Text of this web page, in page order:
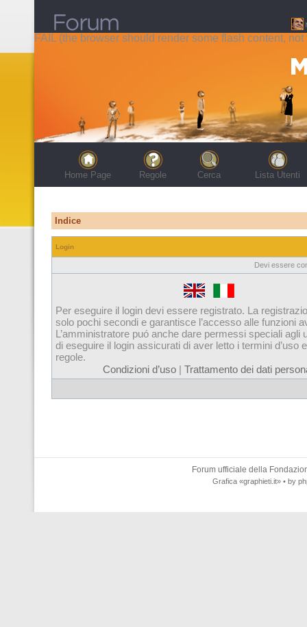
FAIL (the browser should render some flash content, not
Home Page Regole Cerca Lista Utenti
Indice
Login
Devi essere
Per eseguire il login devi essere registrato. La
solo pochi secondi e garantisce l’accesso alle funzioni
L’amministratore puó anche dare permessi speciali agli
di eseguire il login assicurati di aver letto i termini d’uso
regole.
Condizioni d’uso | Trattamento dei dati
Forum ufficiale della
Grafica «graphieti.it» • by